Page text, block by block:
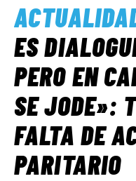
SERVICIOS
INFORMES
FUERA DE
ES
PERO EN
SE JODE»:
FALTA DE
PARITARIO